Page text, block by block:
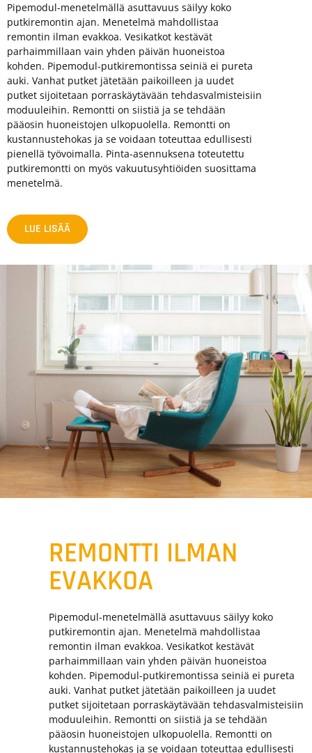
Pipemodul-menetelmällä asuttavuus säilyy koko
putkiremontin ajan. Menetelmä mahdollistaa
remontin ilman evakkoa. Vesikatkot kestävät
parhaimmillaan vain yhden päivän huoneistoa
kohden. Pipemodul-putkiremontissa seiniä ei pureta
auki. Vanhat putket jätetään paikoilleen ja uudet
putket sijoitetaan porraskäytävään tehdasvalmisteisiin
moduuleihin. Remontti on siistiä ja se tehdään
pääosin huoneistojen ulkopuolella. Remontti on
kustannustehokas ja se voidaan toteuttaa edullisesti
pienellä työvoimalla. Pinta-asennuksena toteutettu
putkiremontti on myös vakuutusyhtiöiden suosittama
menetelmä.
LUE LISÄÄ
REMONTTI ILMAN
EVAKKOA
Pipemodul-menetelmällä asuttavuus säilyy koko
putkiremontin ajan. Menetelmä mahdollistaa
remontin ilman evakkoa. Vesikatkot kestävät
parhaimmillaan vain yhden päivän huoneistoa
kohden. Pipemodul-putkiremontissa seiniä ei pureta
auki. Vanhat putket jätetään paikoilleen ja uudet
putket sijoitetaan porraskäytävään tehdasvalmisteisiin
moduuleihin. Remontti on siistiä ja se tehdään
pääosin huoneistojen ulkopuolella. Remontti on
kustannustehokas ja se voidaan toteuttaa edullisesti